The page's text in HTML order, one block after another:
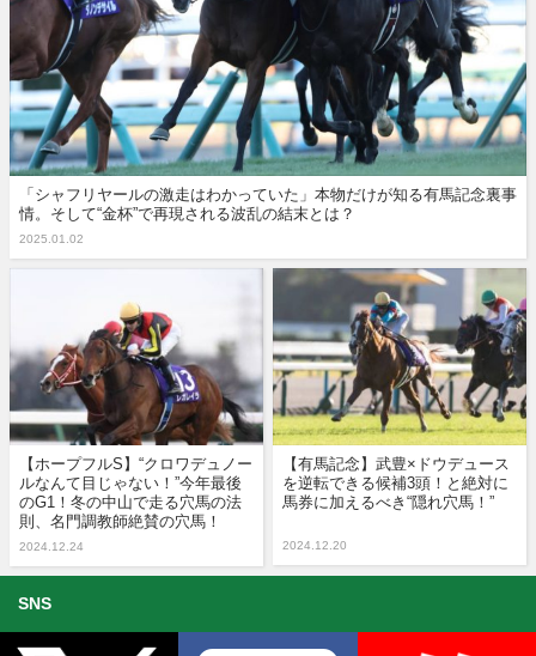
「シャフリヤールの激走はわかっていた」本物だけが知る有馬記念裏事
情。そして“金杯”で再現される波乱の結末とは？
2025.01.02
【ホープフルS】“クロワデュノー
ルなんて目じゃない！”今年最後
のG1！冬の中山で走る穴馬の法
則、名門調教師絶賛の穴馬！
2024.12.24
【有馬記念】武豊×ドウデュース
を逆転できる候補3頭！と絶対に
馬券に加えるべき“隠れ穴馬！”
2024.12.20
SNS